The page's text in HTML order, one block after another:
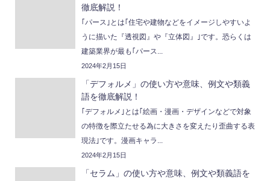
徹底解説！
｢パース｣とは｢住宅や建物などをイメージしやすいよ
うに描いた『透視図』や『立体図』｣です。恐らくは
建築業界が最も｢パース...
2024年2月15日
「デフォルメ」の使い方や意味、例文や類義
語を徹底解説！
｢デフォルメ｣とは｢絵画・漫画・デザインなどで対象
の特徴を際立たせる為に大きさを変えたり歪曲する表
現法｣です。漫画キャラ...
2024年2月15日
「セラム」の使い方や意味、例文や類義語を